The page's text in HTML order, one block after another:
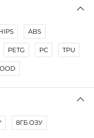
ABS
PETG PC TPU
8ГБ ОЗУ